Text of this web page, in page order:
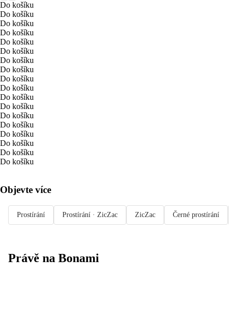
Do košíku
Do košíku
Do košíku
Do košíku
Do košíku
Do košíku
Do košíku
Do košíku
Do košíku
Do košíku
Do košíku
Do košíku
Do košíku
Do košíku
Do košíku
Do košíku
Do košíku
Do košíku
Objevte více
Prostírání Prostírání · ZicZac ZicZac Černé prostírání
Právě na Bonami